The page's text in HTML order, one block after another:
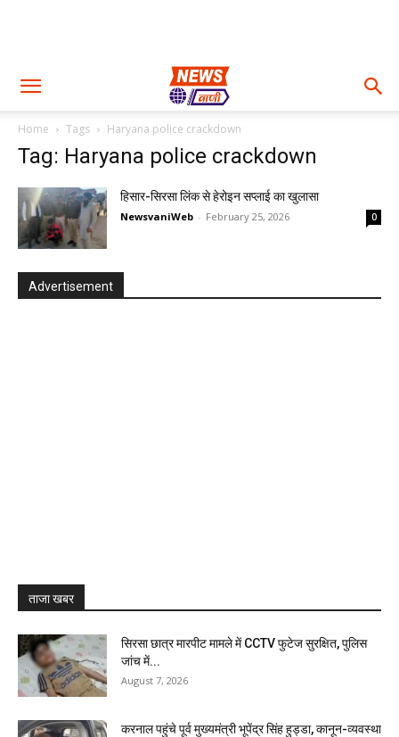
Home Tags Haryana police crackdown
Tag: Haryana police crackdown
हिसार-सिरसा लिंक से हेरोइन सप्लाई का खुलासा
NewsvaniWeb - February 25, 2026 0
Advertisement
ताजा खबर
सिरसा छात्र मारपीट मामले में CCTV फुटेज सुरक्षित, पुलिस
जांच में...
August 7, 2026
करनाल पहुंचे पूर्व मुख्यमंत्री भूपेंद्र सिंह हुड्डा, कानून-व्यवस्था